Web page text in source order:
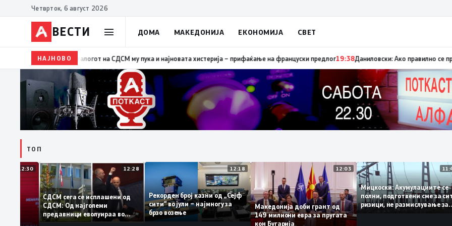
Четврток, 6 август 2026
ВЕСТИ ДОМА МАКЕДОНИЈА ЕКОНОМИЈА СВЕТ
НАЈНОВО19:39ВМРО-ДПМНЕ: Како што му пукна меурот од сапуница „мигранти за пари“, така на талогот на СДСМ му пука и
ТОП
12:30
на
12:28
СДСМ сега се исплашени од
СДСМ: Од најголеми
предавници еволуираа во
најголеми патриоти
12:18
Рекорден број казни од „Сејф
сити“ во јули – најмногу за
брзо возење
12:03
Македонија доби грант од
149 милиони евра за пругата
кон Бугарија
Мицкоски: Акумулациите
полни, подготвени сме
ризици, не размислување
поскапување на струјата